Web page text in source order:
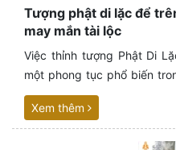
Tượng phật di lặc để
may mắn tài lộc
Việc thỉnh tượng Phật Di
một phong tục phổ biến
Việt Nam. Tượng Phật Di
tròn tượng trưng cho sự
được tin rằng sẽ mang lại
Xem thêm